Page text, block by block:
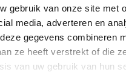
gebruik van onze site met
media, adverteren en
gegevens combineren
ze heeft verstrekt of die
van uw gebruik van hun
ook
Aanbieding!